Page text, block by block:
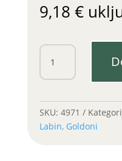
9,18 €
Dizna
glavna
LA
SKU: 4971
Labin, Goldoni